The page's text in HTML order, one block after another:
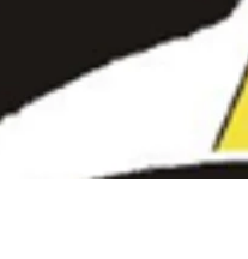
die Gastgeber stark los. Küffner
/ Zitzer gewannen jeweils
Nur Knöll / Hanselmann
behielten aber in einem
Satz-S